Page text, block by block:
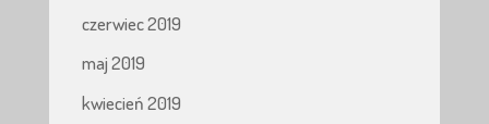
czerwiec 2019
maj 2019
kwiecień 2019